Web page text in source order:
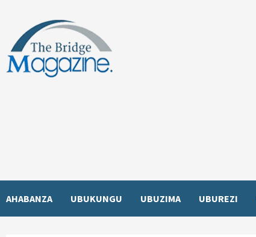
content
AHABANZA UBUKUNGU UBUZIMA UBUREZI